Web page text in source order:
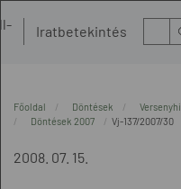
Iratbetekintés
Főoldal Döntések
Döntések 2007
Vj-137/2007/30
2008. 07. 15.